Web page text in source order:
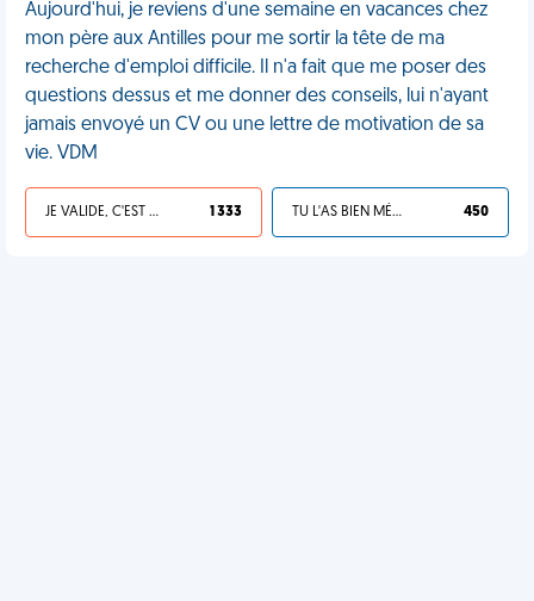
Aujourd'hui, je reviens d'une semaine en vacances chez
mon père aux Antilles pour me sortir la tête de ma
recherche d'emploi difficile. Il n'a fait que me poser des
questions dessus et me donner des conseils, lui n'ayant
jamais envoyé un CV ou une lettre de motivation de sa
vie. VDM
JE VALIDE, C'EST UNE VDM 1 333 TU L'AS BIEN MÉRITÉ 450